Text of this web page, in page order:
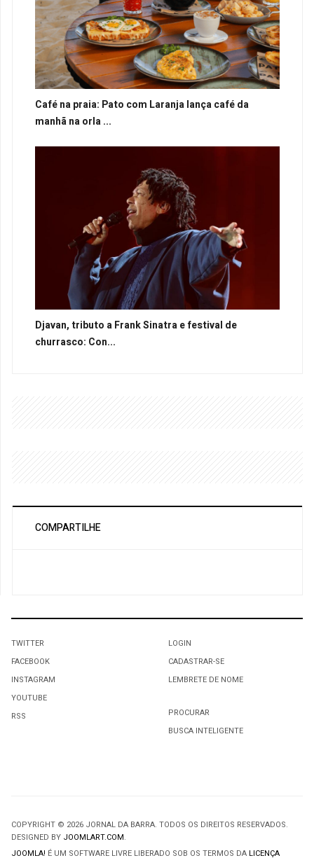
Café na praia: Pato com Laranja lança café da
manhã na orla ...
Djavan, tributo a Frank Sinatra e festival de
churrasco: Con...
COMPARTILHE
TWITTER
FACEBOOK
INSTAGRAM
YOUTUBE
RSS
LOGIN
CADASTRAR-SE
LEMBRETE DE NOME
PROCURAR
BUSCA INTELIGENTE
COPYRIGHT © 2026 JORNAL DA BARRA. TODOS OS DIREITOS RESERVADOS.
DESIGNED BY JOOMLART.COM.
JOOMLA! É UM SOFTWARE LIVRE LIBERADO SOB OS TERMOS DA LICENÇA